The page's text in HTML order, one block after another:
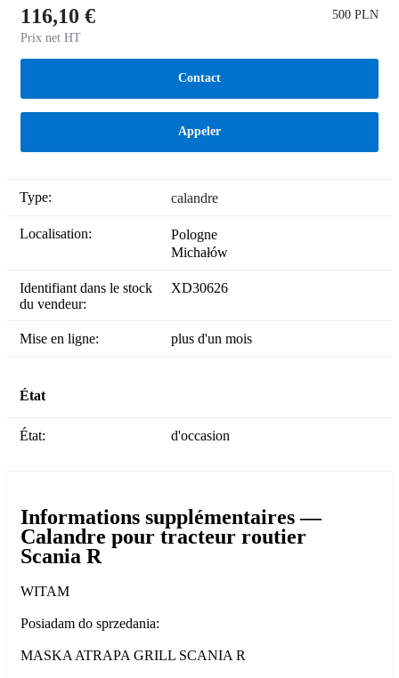
116,10 €
Prix net HT
500 PLN
Contact
Appeler
Type: calandre
Localisation:
Pologne
Michałów
Identifiant dans le stock
du vendeur:
XD30626
Mise en ligne: plus d'un mois
État
État: d'occasion
Informations supplémentaires —
Calandre pour tracteur routier
Scania R
WITAM
Posiadam do sprzedania:
MASKA ATRAPA GRILL SCANIA R